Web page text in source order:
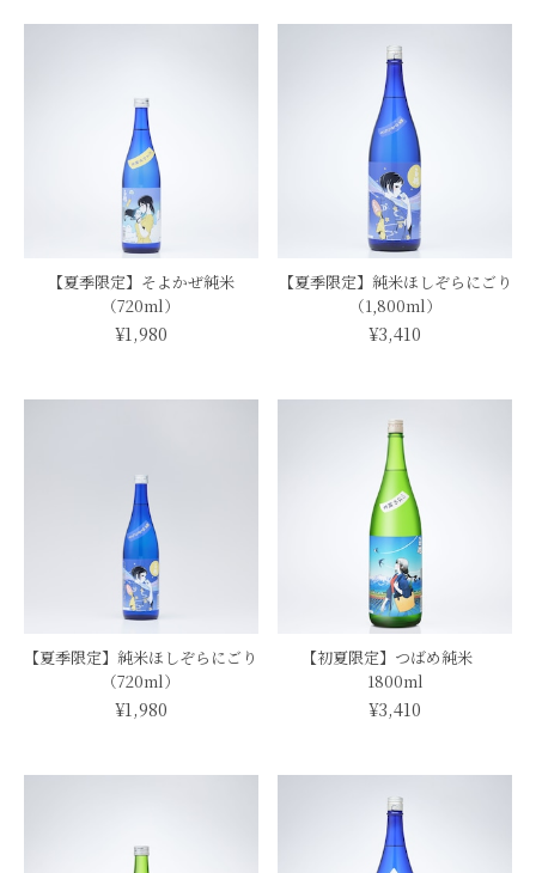
【夏季限定】そよかぜ純米
（720ml）
¥1,980
【夏季限定】純米ほしぞらにごり
（1,800ml）
¥3,410
【夏季限定】純米ほしぞらにごり
（720ml）
¥1,980
【初夏限定】つばめ純米
1800ml
¥3,410